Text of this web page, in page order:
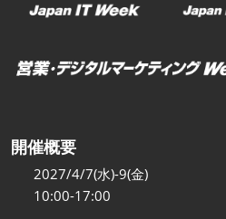
開催概要
2027/4/7(水)-9(金)
10:00-17:00